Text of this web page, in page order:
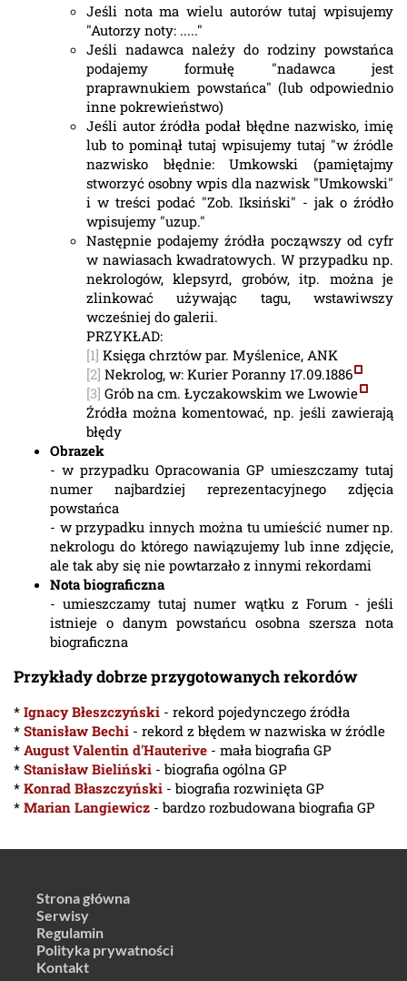
Jeśli nota ma wielu autorów tutaj wpisujemy
"Autorzy noty: ....."
Jeśli nadawca należy do rodziny powstańca
podajemy formułę "nadawca jest
praprawnukiem powstańca" (lub odpowiednio
inne pokrewieństwo)
Jeśli autor źródła podał błędne nazwisko, imię
lub to pominął tutaj wpisujemy tutaj "w źródle
nazwisko błędnie: Umkowski (pamiętajmy
stworzyć osobny wpis dla nazwisk "Umkowski"
i w treści podać "Zob. Iksiński" - jak o źródło
wpisujemy "uzup."
Następnie podajemy źródła począwszy od cyfr
w nawiasach kwadratowych. W przypadku np.
nekrologów, klepsyrd, grobów, itp. można je
zlinkować używając tagu, wstawiwszy
wcześniej do galerii.
PRZYKŁAD:
[1] Księga chrztów par. Myślenice, ANK
[2] Nekrolog, w: Kurier Poranny 17.09.1886
[3] Grób na cm. Łyczakowskim we Lwowie
Źródła można komentować, np. jeśli zawierają
błędy
Obrazek
- w przypadku Opracowania GP umieszczamy tutaj
numer najbardziej reprezentacyjnego zdjęcia
powstańca
- w przypadku innych można tu umieścić numer np.
nekrologu do którego nawiązujemy lub inne zdjęcie,
ale tak aby się nie powtarzało z innymi rekordami
Nota biograficzna
- umieszczamy tutaj numer wątku z Forum - jeśli
istnieje o danym powstańcu osobna szersza nota
biograficzna
Przykłady dobrze przygotowanych rekordów
* Ignacy Błeszczyński - rekord pojedynczego źródła
* Stanisław Bechi - rekord z błędem w nazwiska w źródle
* August Valentin d'Hauterive - mała biografia GP
* Stanisław Bieliński - biografia ogólna GP
* Konrad Błaszczyński - biografia rozwinięta GP
* Marian Langiewicz - bardzo rozbudowana biografia GP
Strona główna
Serwisy
Regulamin
Polityka prywatności
Kontakt